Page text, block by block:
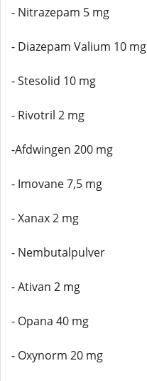
- Nitrazepam 5 mg
- Diazepam Valium 10 mg
- Stesolid 10 mg
- Rivotril 2 mg
-Afdwingen 200 mg
- Imovane 7,5 mg
- Xanax 2 mg
- Nembutalpulver
- Ativan 2 mg
- Opana 40 mg
- Oxynorm 20 mg